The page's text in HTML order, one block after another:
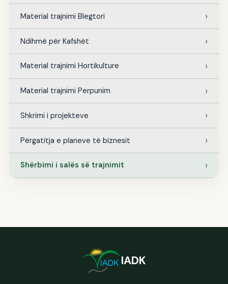
Material trajnimi Blegtori
Ndihmë për Kafshët
Material trajnimi Hortikulture
Material trajnimi Perpunim
Shkrimi i projekteve
Përgatitja e planeve të biznesit
Shërbimi i salës së trajnimit
IADK